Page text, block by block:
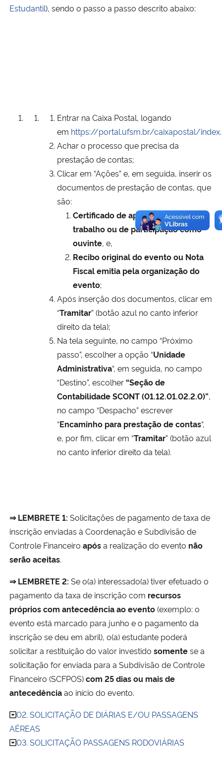
Estudantil), sendo o passo a passo descrito abaixo:
Entrar na Caixa Postal, logando
em https://portal.ufsm.br/caixapostal/
Achar o processo que precisa da
prestação de contas;
Clicar em “Ações” e, em seguida, inserir os
documentos de prestação de contas, que
são:
Certificado de apresentação de
trabalho ou de participação como
ouvinte, e,
Recibo original do evento ou Nota
Fiscal emitia pela organização do
evento;
Após inserção dos documentos, clicar em
“Tramitar” (botão azul no canto inferior
direito da tela);
Na tela seguinte, no campo “Próximo
passo”, escolher a opção “Unidade
Administrativa“, em seguida, no campo
“Destino”, escolher “Seção de
Contabilidade SCONT (01.12.01.02.2.0)”,
no campo “Despacho” escrever
“Encaminho para prestação de contas“,
e, por fim, clicar em “Tramitar” (botão azul
no canto inferior direito da tela).
⇒ LEMBRETE 1: Solicitações de pagamento de taxa de
inscrição enviadas à Coordenação e Subdivisão de
Controle Financeiro apósa realização do evento não
serão aceitas.
⇒ LEMBRETE 2: Se o(a) interessado(a) tiver efetuado o
pagamento da taxa de inscrição com recursos
próprioscom antecedência ao evento(exemplo: o
evento está marcado para junho e o pagamento da
inscrição se deu em abril), o(a) estudante poderá
solicitar a restituição do valor investido somentese a
solicitação for enviada para a Subdivisão de Controle
Financeiro (SCFPOS)com 25 dias ou mais de
antecedênciaao início do evento.
02. SOLICITAÇÃO DE DIÁRIAS E/OU PASSAGENS
AÉREAS
03. SOLICITAÇÃO PASSAGENS RODOVIÁRIAS